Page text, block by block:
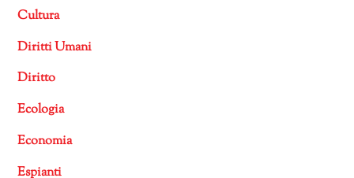
Cultura
Diritti Umani
Diritto
Ecologia
Economia
Espianti